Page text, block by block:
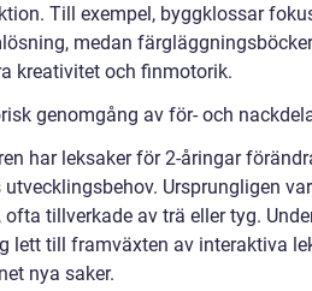
Till exempel, byggklossar
medan
kreativitet och finmotorik.
genomgång av för- och
har leksaker för 2-åringar
utvecklingsbehov. Ursprungligen
ofta tillverkade av trä eller tyg.
lett till framväxten av interaktiva
nya saker.